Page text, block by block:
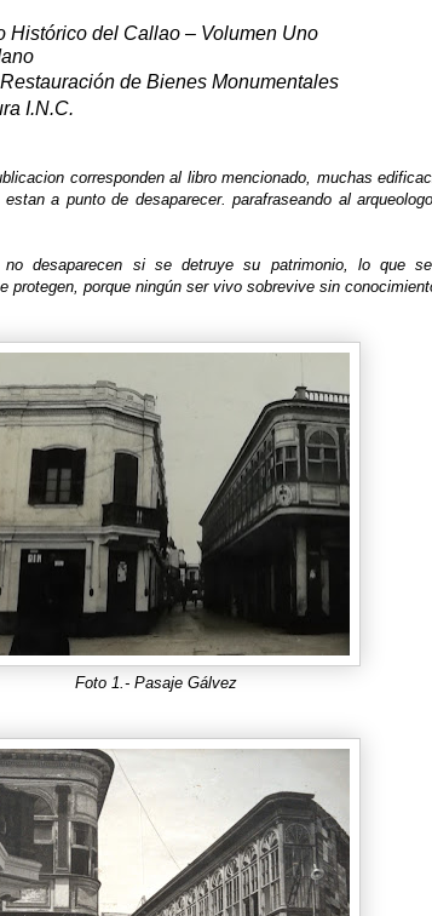
Histórico del Callao – Volumen Uno
de Bienes Monumentales
I.N.C.
corresponden al libro mencionado, muchas
a punto de desaparecer. parafraseando al
desaparecen si se detruye su patrimonio, lo que
protegen, porque ningún ser vivo sobrevive sin
Foto 1.- Pasaje Gálvez